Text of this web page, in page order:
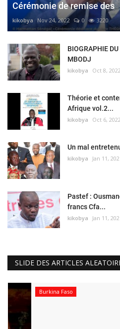
Cérémonie de remise des
kikobya Nov 24, 2022 0 3220
BIOGRAPHIE
MBODJ
kikobya Oct 8, 2022
Théorie et
Afrique vol.2...
kikobya Oct 6, 2022
Un mal
kikobya Jan 11,
Pastef :
francs Cfa...
kikobya Jan 11,
SLIDE DES ARTICLES
Burkina Faso